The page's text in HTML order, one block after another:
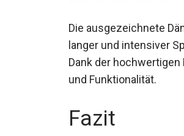
Laufverhalten auf dem
Die ausgezeichnete
während langer und
Nutzung seine Form